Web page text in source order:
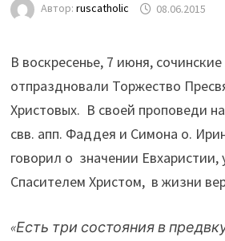
Автор:ruscatholic 08.06.2015
В воскресенье, 7 июня,
отпраздновали Торжество
Христовых. В своей проповеди
свв. апп. Фаддея и Симона о.
говорил о значении Евхаристии,
Спасителем Христом, в жизни
«Есть три состояния в